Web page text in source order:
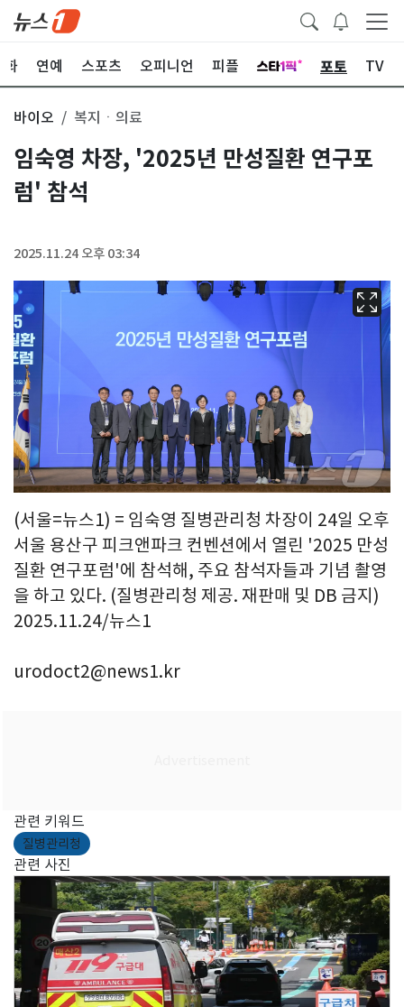
화 연예 스포츠 오피니언 피플 포토 TV
바이오 복지ㆍ의료
임숙영 차장, '2025년 만성질환 연구포
럼' 참석
2025.11.24 오후 03:34
(서울=뉴스1) = 임숙영 질병관리청 차장이 24일 오후
서울 용산구 피크앤파크 컨벤션에서 열린 '2025 만성
질환 연구포럼'에 참석해, 주요 참석자들과 기념 촬영
을 하고 있다. (질병관리청 제공. 재판매 및 DB 금지)
2025.11.24/뉴스1
urodoct2@news1.kr
관련 키워드
질병관리청
관련 사진